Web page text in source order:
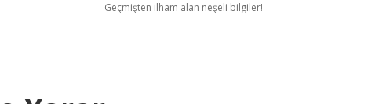
Geçmişten ilham alan neşeli bilgiler!